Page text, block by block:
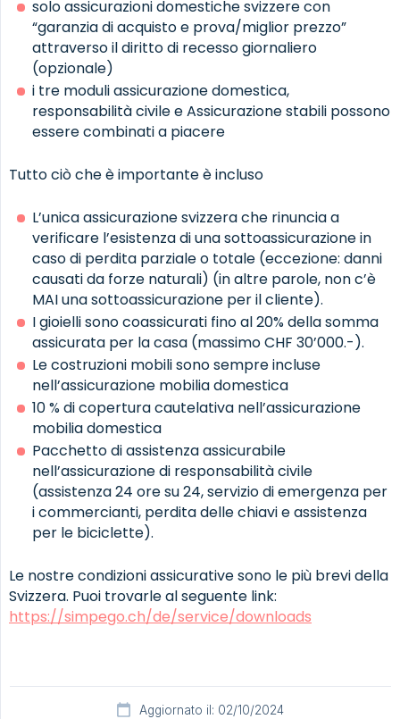
solo assicurazioni domestiche svizzere con
“garanzia di acquisto e prova/miglior prezzo”
attraverso il diritto di recesso giornaliero
(opzionale)
i tre moduli assicurazione domestica,
responsabilità civile e Assicurazione stabili possono
essere combinati a piacere
Tutto ciò che è importante è incluso
L’unica assicurazione svizzera che rinuncia a
verificare l’esistenza di una sottoassicurazione in
caso di perdita parziale o totale (eccezione: danni
causati da forze naturali) (in altre parole, non c’è
MAI una sottoassicurazione per il cliente).
I gioielli sono coassicurati fino al 20% della somma
assicurata per la casa (massimo CHF 30’000.-).
Le costruzioni mobili sono sempre incluse
nell’assicurazione mobilia domestica
10 % di copertura cautelativa nell’assicurazione
mobilia domestica
Pacchetto di assistenza assicurabile
nell’assicurazione di responsabilità civile
(assistenza 24 ore su 24, servizio di emergenza per
i commercianti, perdita delle chiavi e assistenza
per le biciclette).
Le nostre condizioni assicurative sono le più brevi della
Svizzera. Puoi trovarle al seguente link:
https://simpego.ch/de/service/downloads
Aggiornato il: 02/10/2024